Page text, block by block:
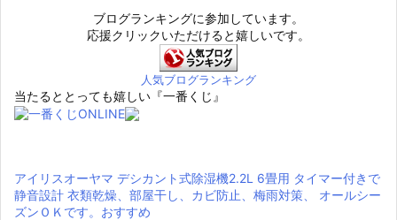
ブログランキングに参加しています。
応援クリックいただけると嬉しいです。
人気ブログランキング
当たるととっても嬉しい『一番くじ』
アイリスオーヤマ デシカント式除湿機2.2L 6畳用 タイマー付きで
静音設計 衣類乾燥、部屋干し、カビ防止、梅雨対策、 オールシー
ズンＯＫです。おすすめ